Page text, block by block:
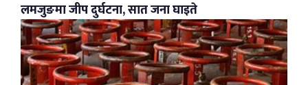
लमजुङमा जीप दुर्घटना, सात जना घाइते